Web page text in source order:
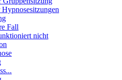
Fall
nicht